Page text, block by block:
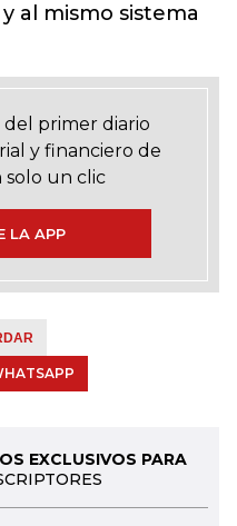
al mismo sistema
primer diario
y financiero de
solo un clic
LA APP
EXCLUSIVOS PARA